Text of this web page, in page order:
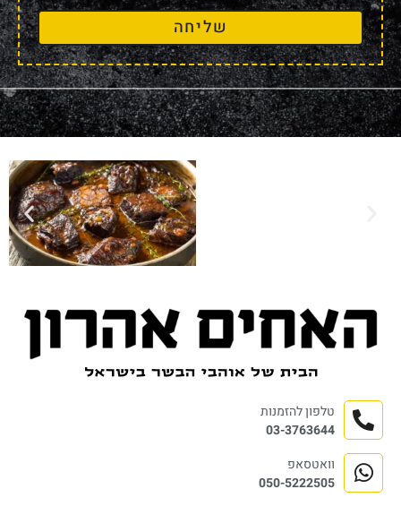
שליחה
טלפון להזמנות
03-3763644
וואטסאפ
050-5222505